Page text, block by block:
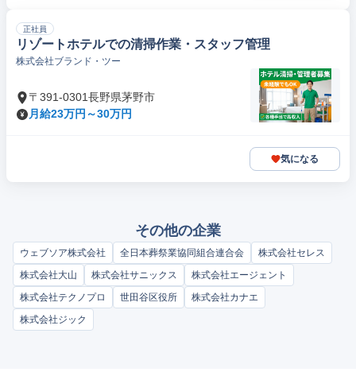
正社員
リゾートホテルでの清掃作業・スタッフ管理
株式会社ブランド・ツー
〒391-0301長野県茅野市
月給23万円～30万円
気になる
その他の企業
ウェブソア株式会社 全日本葬祭業協同組合連合会
株式会社セレス
株式会社大山
株式会社サニックス
株式会社エージェント
株式会社テクノプロ
世田谷区役所
株式会社カナエ
株式会社ジック